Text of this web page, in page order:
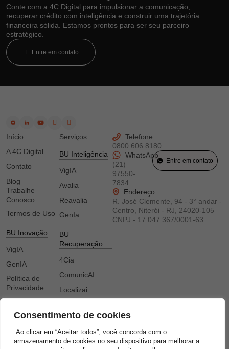
Consentimento de cookies
Ao clicar em “Aceitar todos”, você concorda com o
armazenamento de cookies no seu dispositivo para melhorar a
Conte com a 4C Digital para impulsionar a comunicação,
recuperar crédito com inteligência e construir uma trajetória
financeira sólida. Estamos prontos para ser seu parceiro
estratégico.
Entre em contato
Início
A 4C Digital
Contato
Blog
Trabalhe
Conosco
Termos de Uso
BU Inovação
VigIA
GenIA
Política de
Privacidade
de Denúncias
pelo
Tratamento de
BU Inteligência
VigIA
Avalia
Reavalia
GenIa
Serviços
BU
Recuperação
4Cia
ComunicAI
Localizai
BU
Comunicação
Telefone
0800 606 8180
WhatsApp
(21)
97550-
7834
Entre em contato
Endereço
R. José Clemente, 94 - 3° andar -
Centro, Niterói - RJ, 24020-105
CNPJ - 17.047.367/0001-63